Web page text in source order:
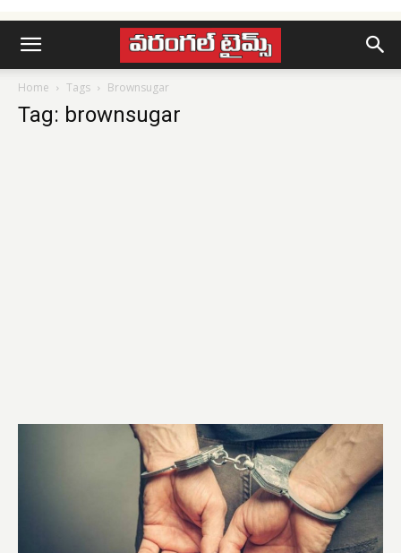
Home Tags Brownsugar
Tag: brownsugar